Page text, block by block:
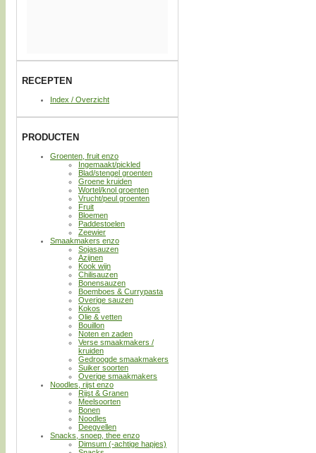
RECEPTEN
Index / Overzicht
PRODUCTEN
Groenten, fruit enzo
Ingemaakt/pickled
Blad/stengel groenten
Groene kruiden
Wortel/knol groenten
Vrucht/peul groenten
Fruit
Bloemen
Paddestoelen
Zeewier
Smaakmakers enzo
Sojasauzen
Azijnen
Kook wijn
Chilisauzen
Bonensauzen
Boemboes & Currypasta
Overige sauzen
Kokos
Olie & vetten
Bouillon
Noten en zaden
Verse smaakmakers /
kruiden
Gedroogde smaakmakers
Suiker soorten
Overige smaakmakers
Noodles, rijst enzo
Rijst & Granen
Meelsoorten
Bonen
Noodles
Deegvellen
Snacks, snoep, thee enzo
Dimsum (-achtige hapjes)